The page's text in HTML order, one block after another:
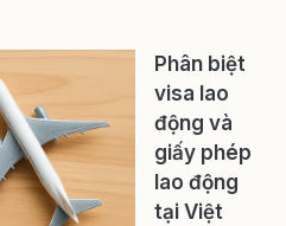
Phân biệt
visa lao
động và
giấy phép
lao động
tại Việt